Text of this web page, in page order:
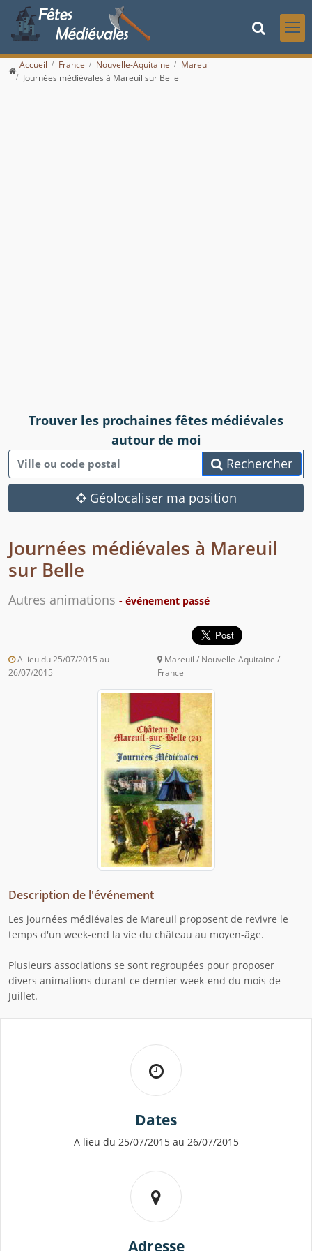
Accueil France Nouvelle-Aquitaine
Mareuil
Journées médiévales à Mareuil sur Belle
Trouver les prochaines fêtes médiévales
autour de moi
Rechercher
Géolocaliser ma position
Journées médiévales à Mareuil
sur Belle
Autres animations - événement passé
A lieu du 25/07/2015 au
26/07/2015
Mareuil / Nouvelle-Aquitaine /
France
Description de l'événement
Les journées médiévales de Mareuil proposent de revivre le
temps d'un week-end la vie du château au moyen-âge.
Plusieurs associations se sont regroupées pour proposer
divers animations durant ce dernier week-end du mois de
Juillet.
Dates
A lieu du 25/07/2015 au 26/07/2015
Adresse